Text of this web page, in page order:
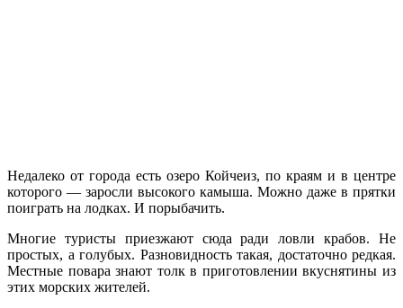
Недалеко от города есть озеро Койчеиз, по краям и в центре
которого — заросли высокого камыша. Можно даже в прятки
поиграть на лодках. И порыбачить.
Многие туристы приезжают сюда ради ловли крабов. Не
простых, а голубых. Разновидность такая, достаточно редкая.
Местные повара знают толк в приготовлении вкуснятины из
этих морских жителей.